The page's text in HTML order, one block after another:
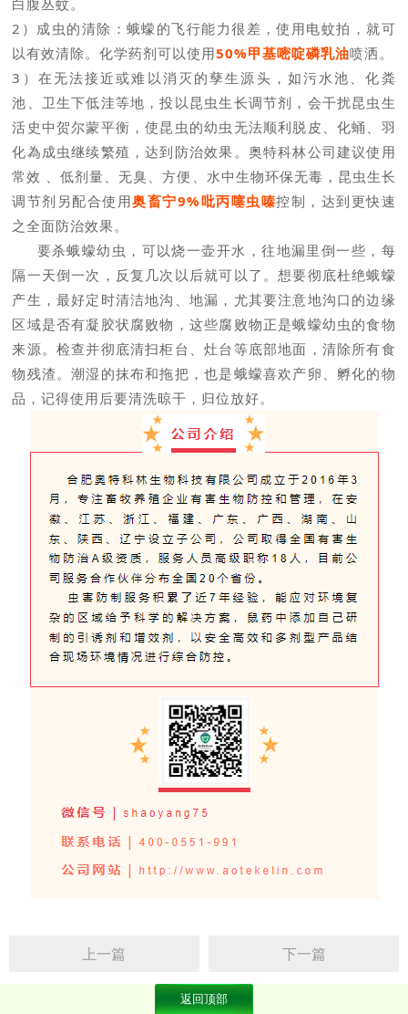
白腹丛蚊。
2）成虫的清除：蛾蠓的飞行能力很差，使用电蚊拍，就可
以有效清除。化学药剂可以使用50%甲基嘧啶磷乳油喷洒。
3）在无法接近或难以消灭的孳生源头，如污水池、化粪
池、卫生下低洼等地，投以昆虫生长调节剂，会干扰昆虫生
活史中贺尔蒙平衡，使昆虫的幼虫无法顺利脱皮、化蛹、羽
化為成虫继续繁殖，达到防治效果。奥特科林公司建议使用
常效 、低剂量、无臭、方便、水中生物环保无毒，昆虫生长
调节剂另配合使用奥畜宁9%吡丙噻虫嗪控制，达到更快速
之全面防治效果。
要杀蛾蠓幼虫，可以烧一壶开水，往地漏里倒一些，每
隔一天倒一次，反复几次以后就可以了。想要彻底杜绝蛾蠓
产生，最好定时清洁地沟、地漏，尤其要注意地沟口的边缘
区域是否有凝胶状腐败物，这些腐败物正是蛾蠓幼虫的食物
来源。检查并彻底清扫柜台、灶台等底部地面，清除所有食
物残渣。潮湿的抹布和拖把，也是蛾蠓喜欢产卵、孵化的物
品，记得使用后要清洗晾干，归位放好。
上一篇 下一篇
返回顶部